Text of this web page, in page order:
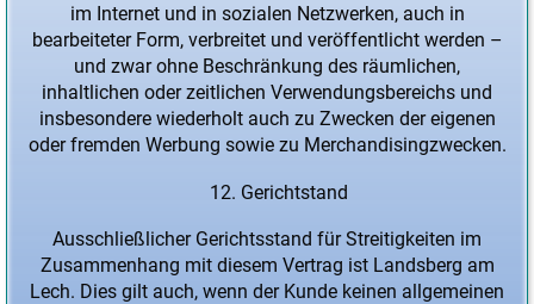
im Internet und in sozialen Netzwerken, auch in
bearbeiteter Form, verbreitet und veröffentlicht werden –
und zwar ohne Beschränkung des räumlichen,
inhaltlichen oder zeitlichen Verwendungsbereichs und
insbesondere wiederholt auch zu Zwecken der eigenen
oder fremden Werbung sowie zu Merchandisingzwecken.
Gerichtstand
Ausschließlicher Gerichtsstand für Streitigkeiten im
Zusammenhang mit diesem Vertrag ist Landsberg am
Lech. Dies gilt auch, wenn der Kunde keinen allgemeinen